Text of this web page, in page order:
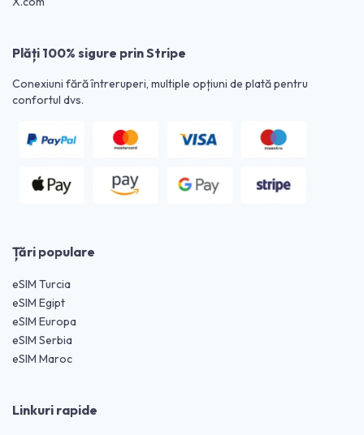
Plăți 100% sigure prin Stripe
Conexiuni fără întreruperi, multiple opțiuni de plată pentru
confortul dvs.
Țări populare
eSIM Turcia
eSIM Egipt
eSIM Europa
eSIM Serbia
eSIM Maroc
Linkuri rapide